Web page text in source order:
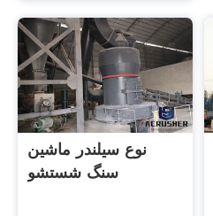
نوع سیلندر ماشین
سنگ شستشو